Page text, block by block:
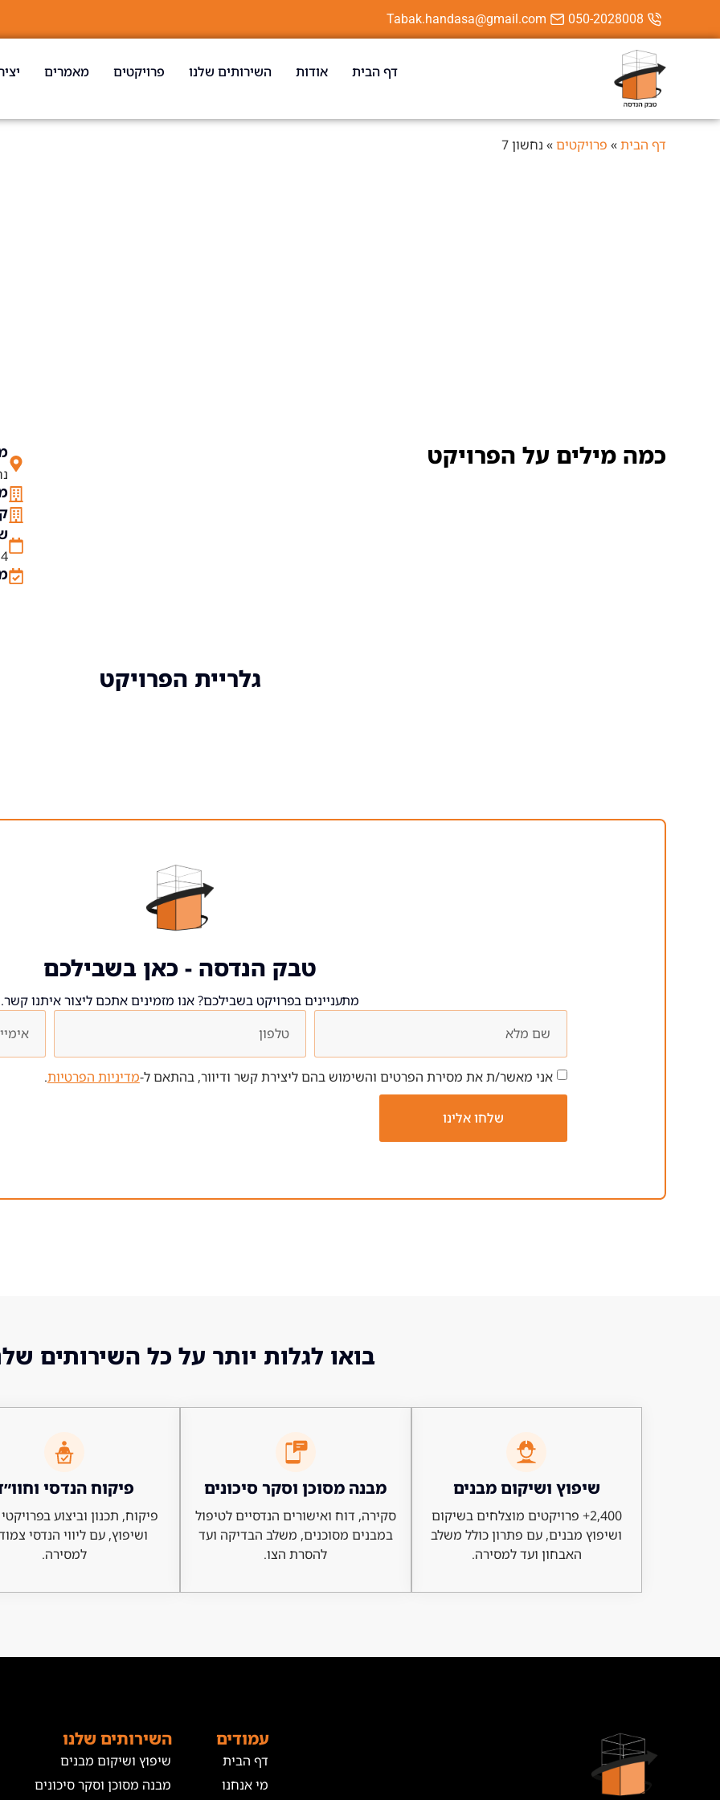
050-2028008
Tabak.handasa@gmail.com
דף הבית אודות השירותים שלנו פרויקטים מאמרים
דף הבית» פרויקטים» נחשון 7
כמה מילים על הפרויקט
גלריית הפרויקט
טבק הנדסה - כאן בשבילכם
מתעניינים בפרויקט בשבילכם? אנו מזמינים אתכם ליצור איתנו קשר.
אני מאשר/ת את מסירת הפרטים והשימוש בהם ליצירת קשר ודיוור, בהתאם ל-מדיניות הפרטיות.
שלחו אלינו
בואו לגלות יותר על כל השירותים
שיפוץ ושיקום מבנים
2,400+ פרויקטים מוצלחים בשיקום
ושיפוץ מבנים, עם פתרון כולל משלב
האבחון ועד למסירה.
מבנה מסוכן וסקר סיכונים
סקירה, דוח ואישורים הנדסיים לטיפול
במבנים מסוכנים, משלב הבדיקה ועד
להסרת הצו.
פיקוח הנדסי
פיקוח, תכנון וביצוע
ושיפוץ, עם ליווי הנדסי
למסירה.
עמודים
דף הבית
מי אנחנו
השירותים שלנו
שיפוץ ושיקום מבנים
מבנה מסוכן וסקר סיכונים